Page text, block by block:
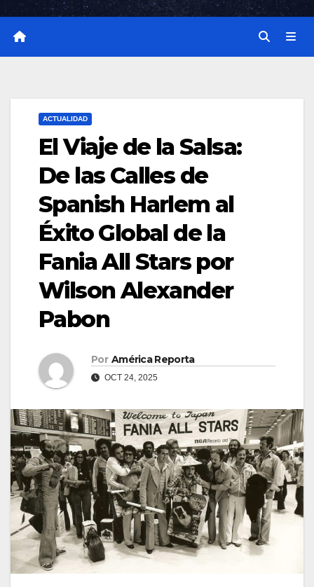
ACTUALIDAD
El Viaje de la Salsa:
De las Calles de
Spanish Harlem al
Éxito Global de la
Fania All Stars por
Wilson Alexander
Pabon
Por América Reporta
OCT 24, 2025